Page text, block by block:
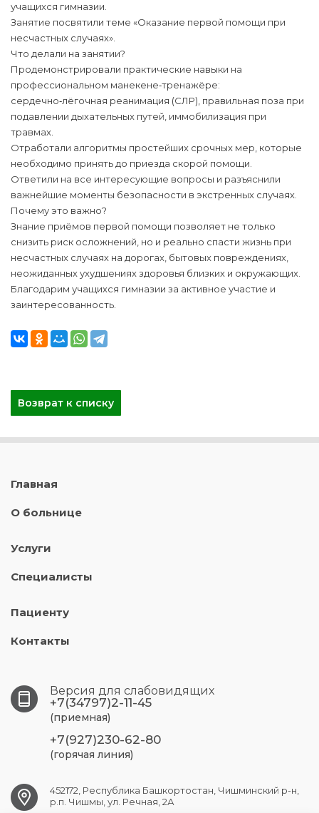
учащихся гимназии.
Занятие посвятили теме «Оказание первой помощи при
несчастных случаях».
Что делали на занятии?
Продемонстрировали практические навыки на
профессиональном манекене‑тренажёре:
сердечно‑лёгочная реанимация (СЛР), правильная поза при
подавлении дыхательных путей, иммобилизация при
травмах.
Отработали алгоритмы простейших срочных мер, которые
необходимо принять до приезда скорой помощи.
Ответили на все интересующие вопросы и разъяснили
важнейшие моменты безопасности в экстренных случаях.
Почему это важно?
Знание приёмов первой помощи позволяет не только
снизить риск осложнений, но и реально спасти жизнь при
несчастных случаях на дорогах, бытовых повреждениях,
неожиданных ухудшениях здоровья близких и окружающих.
Благодарим учащихся гимназии за активное участие и
заинтересованность.
Возврат к списку
Главная
О больнице
Услуги
Специалисты
Пациенту
Контакты
Версия для слабовидящих
+7(34797)2-11-45
(приемная)
+7(927)230-62-80
(горячая линия)
452172, Республика Башкортостан, Чишминский р-н,
р.п. Чишмы, ул. Речная, 2А